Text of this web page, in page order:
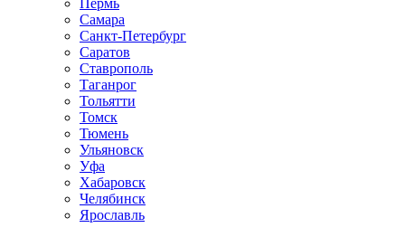
Пермь
Самара
Санкт-Петербург
Саратов
Ставрополь
Таганрог
Тольятти
Томск
Тюмень
Ульяновск
Уфа
Хабаровск
Челябинск
Ярославль